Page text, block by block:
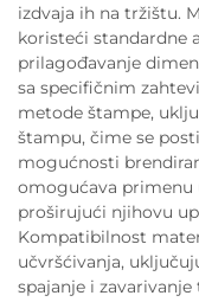
izdvaja ih na tržištu.
koristeći standardne
prilagođavanje
sa specifičnim
metode štampe,
štampu, čime se
mogućnosti
omogućava
proširujući njihovu
Kompatibilnost
učvršćivanja,
spajanje i